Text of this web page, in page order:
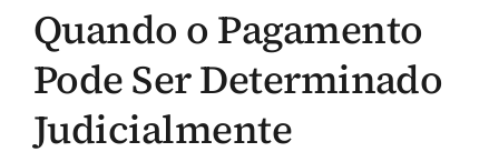
Quando o Pagamento
Pode Ser Determinado
Judicialmente